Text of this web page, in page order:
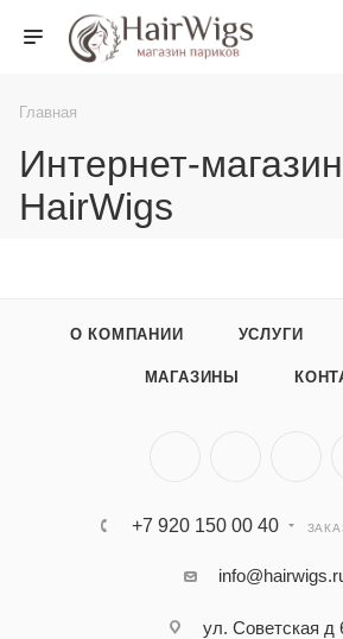
Главная
Интернет-
HairWigs
О КОМПАНИИ УСЛУГИ
МАГАЗИНЫ
+7 920 150 00 40
ул. Советская д